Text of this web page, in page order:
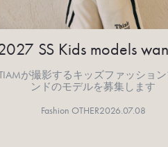
SS Kids models
が撮影するキッズファッショ
ンドのモデルを募集します
Fashion OTHER2026.07.08